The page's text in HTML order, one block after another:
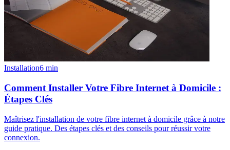
Installation6 min
Comment Installer Votre Fibre Internet à Domicile :
Étapes Clés
Maîtrisez l'installation de votre fibre internet à domicile grâce à notre
guide pratique. Des étapes clés et des conseils pour réussir votre
connexion.